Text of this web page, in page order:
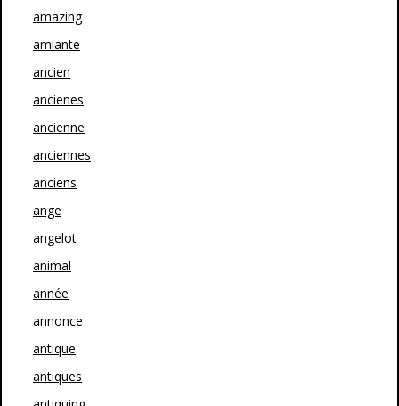
amazing
amiante
ancien
ancienes
ancienne
anciennes
anciens
ange
angelot
animal
année
annonce
antique
antiques